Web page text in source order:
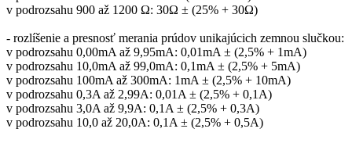
v podrozsahu 900 až 1200 Ω: 30Ω ± (25% + 30Ω)
- rozlíšenie a presnosť merania prúdov unikajúcich zemnou slučkou:
v podrozsahu 0,00mA až 9,95mA: 0,01mA ± (2,5% + 1mA)
v podrozsahu 10,0mA až 99,0mA: 0,1mA ± (2,5% + 5mA)
v podrozsahu 100mA až 300mA: 1mA ± (2,5% + 10mA)
v podrozsahu 0,3A až 2,99A: 0,01A ± (2,5% + 0,1A)
v podrozsahu 3,0A až 9,9A: 0,1A ± (2,5% + 0,3A)
v podrozsahu 10,0 až 20,0A: 0,1A ± (2,5% + 0,5A)